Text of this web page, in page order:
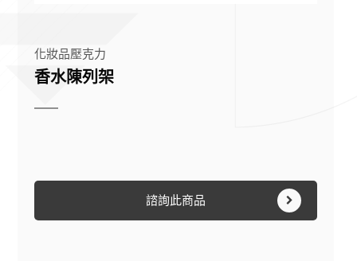
化妝品壓克力
香水陳列架
諮詢此商品